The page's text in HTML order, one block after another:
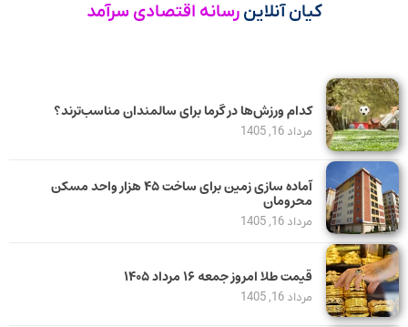
کیان آنلاین رسانه اقتصادی سرآمد
کدام ورزش‌ها در گرما برای سالمندان مناسب‌ترند؟
مرداد 16, 1405
آماده سازی زمین برای ساخت ۴۵ هزار واحد مسکن
محرومان
مرداد 16, 1405
قیمت طلا امروز جمعه ۱۶ مرداد ۱۴۰۵
مرداد 16, 1405